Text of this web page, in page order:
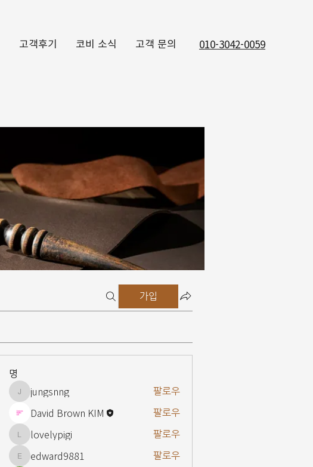
고객후기 코비 소식 고객 문의 010-3042-0059
가입
명
jungsnng
jungsnng 팔로우
David Brown KIM 팔로우
lovelypigi
lovelypigi 팔로우
edward9881
edward9881 팔로우